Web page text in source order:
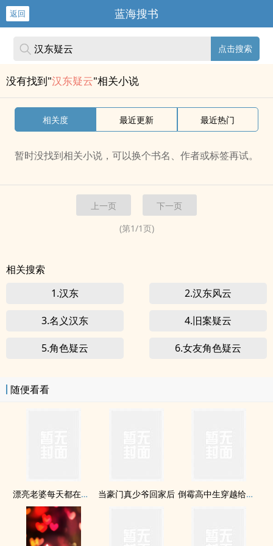
返回 蓝海搜书
点击搜索
没有找到"汉东疑云"相关小说
相关度 最近更新 最近热门
暂时没找到相关小说，可以换个书名、作者或标签再试。
上一页
下一页
(第1/1页)
相关搜索
1.汉东
2.汉东风云
3.名义汉东 4.旧案疑云
5.角色疑云 6.女友角色疑云
随便看看
漂亮老婆每天都在钓我【双/1v1】 当豪门真少爷回家后 倒霉高中生穿越给龙傲天做老婆